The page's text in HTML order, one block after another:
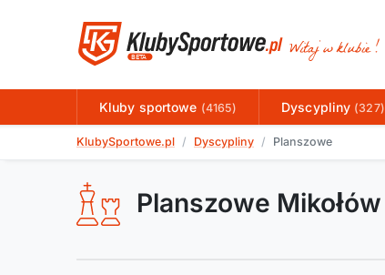
Kluby sportowe (4165) Dyscypliny (327)
KlubySportowe.pl Dyscypliny Planszowe
Planszowe Mikołów